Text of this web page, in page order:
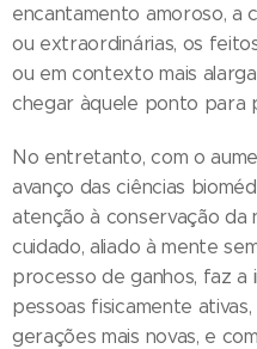
encantamento amoroso, a
ou extraordinárias, os
ou em contexto mais
chegar àquele ponto para
No entretanto, com o
avanço das ciências
atenção à conservação da
cuidado, aliado à mente
processo de ganhos, faz a
pessoas fisicamente
gerações mais novas, e